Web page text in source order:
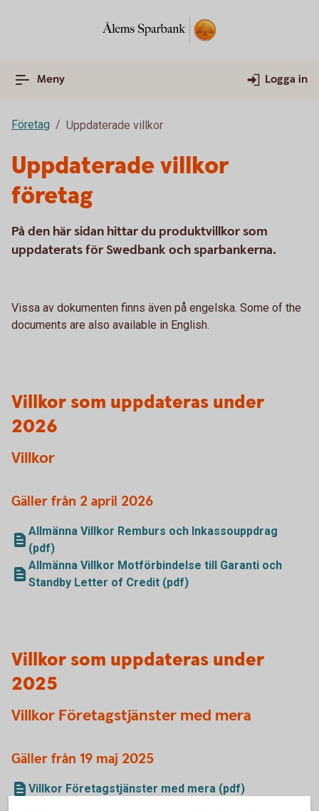
Meny Logga in
Företag Uppdaterade villkor
Uppdaterade villkor
företag
På den här sidan hittar du produktvillkor som
uppdaterats för Swedbank och sparbankerna.
Vissa av dokumenten finns även på engelska. Some of the
documents are also available in English.
Villkor som uppdateras under
2026
Villkor
Gäller från 2 april 2026
Allmänna Villkor Remburs och Inkassouppdrag
(pdf)
Allmänna Villkor Motförbindelse till Garanti och
Standby Letter of Credit (pdf)
Villkor som uppdateras under
2025
Villkor Företagstjänster med mera
Gäller från 19 maj 2025
Villkor Företagstjänster med mera (pdf)